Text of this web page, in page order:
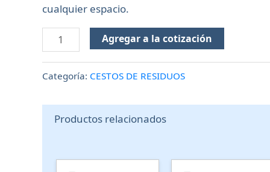
cualquier espacio.
Agregar a la cotización
Categoría: CESTOS DE RESIDUOS
Productos relacionados